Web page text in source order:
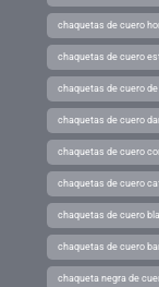
chaquetas de cuero
chaquetas de cuero
chaquetas de cuero
chaquetas de cuero
chaquetas de cuero
chaquetas de cuero
chaquetas de cuero
chaquetas de cuero
chaqueta negra de